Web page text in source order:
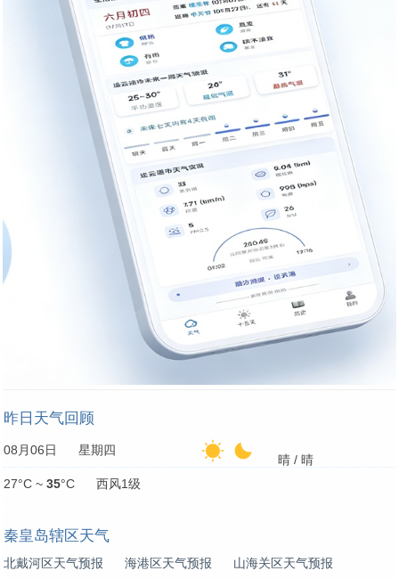
昨日天气回顾
08月06日 星期四
晴 / 晴
27°C ~ 35°C 西风1级
秦皇岛辖区天气
北戴河区天气预报 海港区天气预报 山海关区天气预报